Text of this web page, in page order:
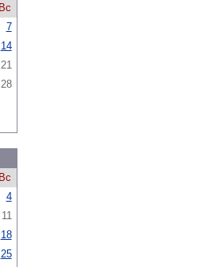
Вс
7
14
21
28
Вс
4
11
18
25